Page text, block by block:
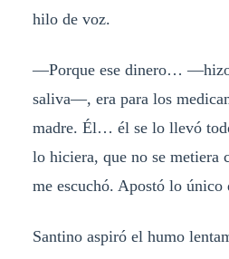
hilo de voz.
—Porque ese dinero… —hizo
saliva—, era para los
madre. Él… él se lo llevó
lo hiciera, que no se metiera
me escuchó. Apostó lo único
Santino aspiró el humo